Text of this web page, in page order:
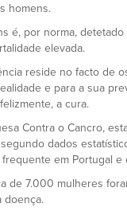
homens.
é, por norma,
elevada.
reside no facto de
e para a sua
a cura.
Contra o Cancro,
dados
em Portugal e
de 7.000 mulheres
doença.